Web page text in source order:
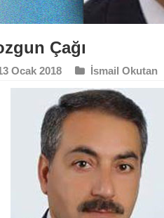
Çağı
Ocak 2018 İsmail Okutan